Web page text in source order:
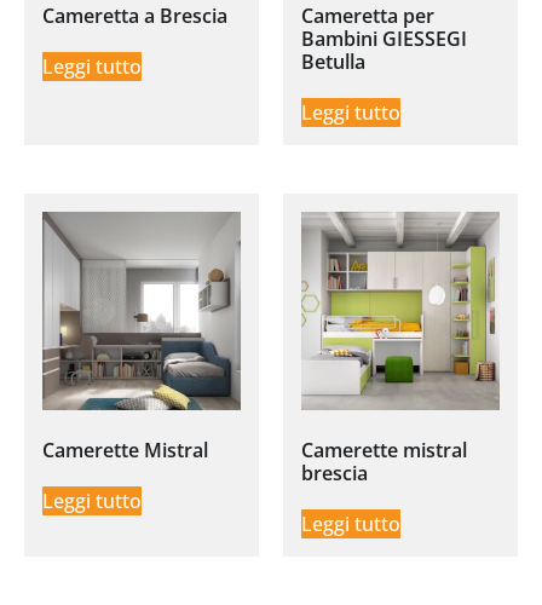
Cameretta a Brescia
Leggi tutto
Cameretta per
Bambini GIESSEGI
Betulla
Leggi tutto
Camerette Mistral
Leggi tutto
Camerette mistral
brescia
Leggi tutto